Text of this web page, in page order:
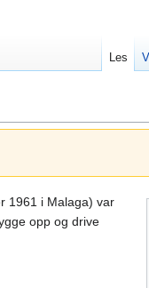
1961 i Malaga) var
opp og drive
Les